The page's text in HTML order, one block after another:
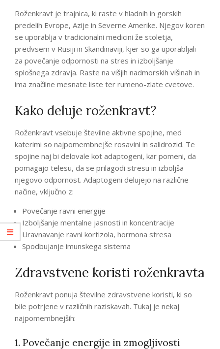
Roženkravt je trajnica, ki raste v hladnih in gorskih
predelih Evrope, Azije in Severne Amerike. Njegov koren
se uporablja v tradicionalni medicini že stoletja,
predvsem v Rusiji in Skandinaviji, kjer so ga uporabljali
za povečanje odpornosti na stres in izboljšanje
splošnega zdravja. Raste na višjih nadmorskih višinah in
ima značilne mesnate liste ter rumeno-zlate cvetove.
Kako deluje roženkravt?
Roženkravt vsebuje številne aktivne spojine, med
katerimi so najpomembnejše rosavini in salidrozid. Te
spojine naj bi delovale kot adaptogeni, kar pomeni, da
pomagajo telesu, da se prilagodi stresu in izboljša
njegovo odpornost. Adaptogeni delujejo na različne
načine, vključno z:
Povečanje ravni energije
Izboljšanje mentalne jasnosti in koncentracije
Uravnavanje ravni kortizola, hormona stresa
Spodbujanje imunskega sistema
Zdravstvene koristi roženkravta
Roženkravt ponuja številne zdravstvene koristi, ki so
bile potrjene v različnih raziskavah. Tukaj je nekaj
najpomembnejših:
1. Povečanje energije in zmogljivosti